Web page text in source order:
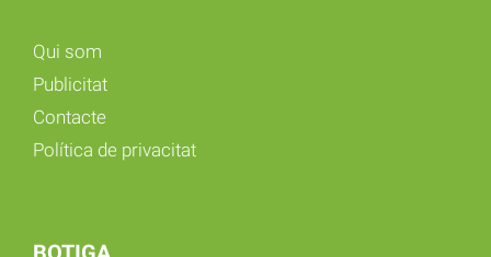
Qui som
Publicitat
Contacte
Política de privacitat